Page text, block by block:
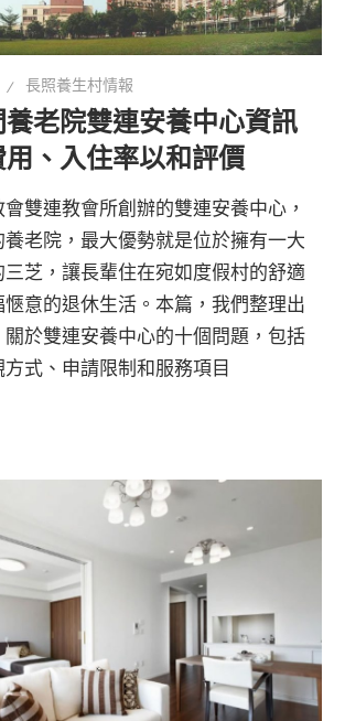
長照養生村情報
老院雙連安養中心資訊
、入住率以和評價
雙連教會所創辦的雙連安養中心，
老院，最大優勢就是位於擁有一大
芝，讓長輩住在宛如度假村的舒適
意的退休生活。本篇，我們整理出
於雙連安養中心的十個問題，包括
式、申請限制和服務項目